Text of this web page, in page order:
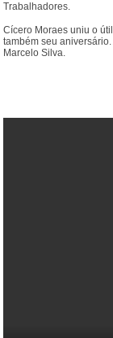
Trabalhadores.
Cícero Moraes uniu o
também seu
Marcelo Silva.